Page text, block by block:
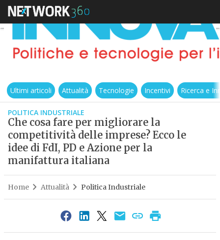
Ultimi articoli Attualità Tecnologie Incentivi Ricerca e
POLITICA INDUSTRIALE
Che cosa fare per migliorare la
competitività delle imprese? Ecco le
idee di FdI, PD e Azione per la
manifattura italiana
Home Attualità Politica Industriale